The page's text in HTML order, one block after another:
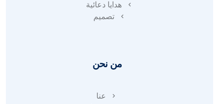
هدايا دعائية
تصميم
من نحن
عنا